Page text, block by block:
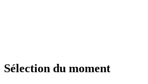
Sélection du moment